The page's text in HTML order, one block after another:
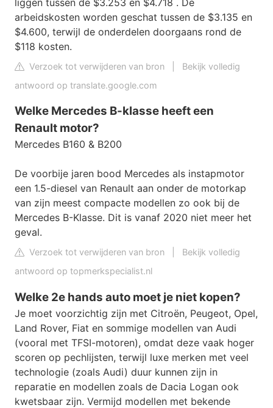
arbeidskosten worden geschat tussen de $3.135 en
$4.600, terwijl de onderdelen doorgaans rond de
$118 kosten.
Verzoek tot verwijderen van bron
Bekijk volledig
antwoord op translate.google.com
Welke Mercedes B-klasse heeft een
Renault motor?
Mercedes B160 & B200
De voorbije jaren bood Mercedes als instapmotor
een 1.5-diesel van Renault aan onder de motorkap
van zijn meest compacte modellen zo ook bij de
Mercedes B-Klasse. Dit is vanaf 2020 niet meer het
geval.
Verzoek tot verwijderen van bron
Bekijk volledig
antwoord op topmerkspecialist.nl
Welke 2e hands auto moet je niet kopen?
Je moet voorzichtig zijn met Citroën, Peugeot, Opel,
Land Rover, Fiat en sommige modellen van Audi
(vooral met TFSI-motoren), omdat deze vaak hoger
scoren op pechlijsten, terwijl luxe merken met veel
technologie (zoals Audi) duur kunnen zijn in
reparatie en modellen zoals de Dacia Logan ook
kwetsbaar zijn. Vermijd modellen met bekende